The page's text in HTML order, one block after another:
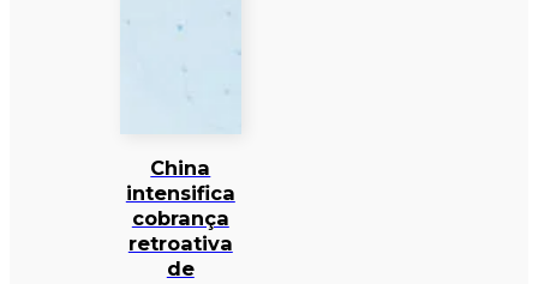
China
intensifica
cobrança
retroativa
de